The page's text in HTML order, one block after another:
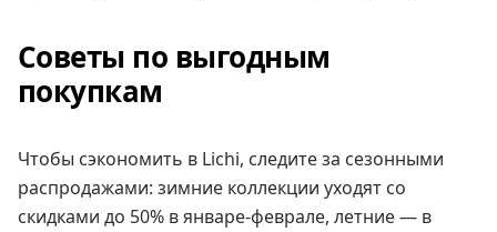
Советы по выгодным
покупкам
Чтобы сэкономить в Lichi, следите за сезонными
распродажами: зимние коллекции уходят со
скидками до 50% в январе-феврале, летние — в